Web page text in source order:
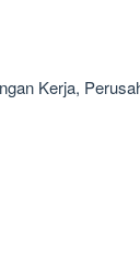
Kerja,